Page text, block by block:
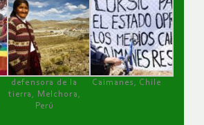
defensora de la
tierra, Melchora,
Perú
Caimanes, Chile